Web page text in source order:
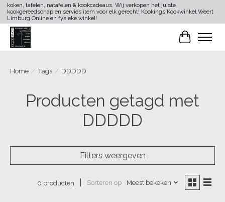
koken, tafelen, natafelen & kookcadeaus. Wij verkopen het juiste
kookgereedschap en servies item voor elk gerecht! Kookings Kookwinkel Weert
Limburg Online en fysieke winkel!
Home / Tags / DDDDD
Producten getagd met
DDDDD
Filters weergeven
0 producten Sorteren op Meest bekeken